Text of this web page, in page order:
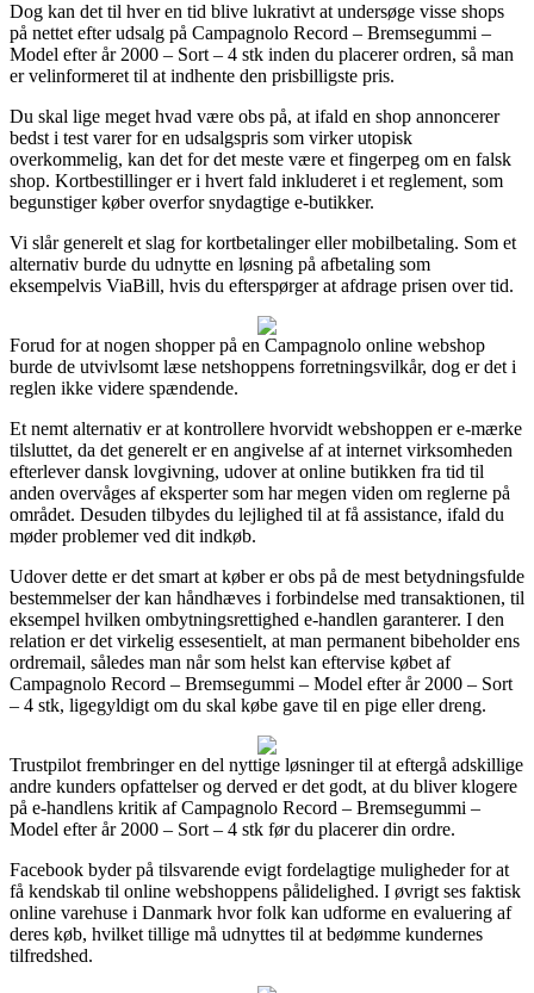
Dog kan det til hver en tid blive lukrativt at undersøge visse shops
på nettet efter udsalg på Campagnolo Record – Bremsegummi –
Model efter år 2000 – Sort – 4 stk inden du placerer ordren, så man
er velinformeret til at indhente den prisbilligste pris.
Du skal lige meget hvad være obs på, at ifald en shop annoncerer
bedst i test varer for en udsalgspris som virker utopisk
overkommelig, kan det for det meste være et fingerpeg om en falsk
shop. Kortbestillinger er i hvert fald inkluderet i et reglement, som
begunstiger køber overfor snydagtige e-butikker.
Vi slår generelt et slag for kortbetalinger eller mobilbetaling. Som et
alternativ burde du udnytte en løsning på afbetaling som
eksempelvis ViaBill, hvis du efterspørger at afdrage prisen over tid.
Forud for at nogen shopper på en Campagnolo online webshop
burde de utvivlsomt læse netshoppens forretningsvilkår, dog er det i
reglen ikke videre spændende.
Et nemt alternativ er at kontrollere hvorvidt webshoppen er e-mærke
tilsluttet, da det generelt er en angivelse af at internet virksomheden
efterlever dansk lovgivning, udover at online butikken fra tid til
anden overvåges af eksperter som har megen viden om reglerne på
området. Desuden tilbydes du lejlighed til at få assistance, ifald du
møder problemer ved dit indkøb.
Udover dette er det smart at køber er obs på de mest betydningsfulde
bestemmelser der kan håndhæves i forbindelse med transaktionen, til
eksempel hvilken ombytningsrettighed e-handlen garanterer. I den
relation er det virkelig essesentielt, at man permanent bibeholder ens
ordremail, således man når som helst kan eftervise købet af
Campagnolo Record – Bremsegummi – Model efter år 2000 – Sort
– 4 stk, ligegyldigt om du skal købe gave til en pige eller dreng.
Trustpilot frembringer en del nyttige løsninger til at eftergå adskillige
andre kunders opfattelser og derved er det godt, at du bliver klogere
på e-handlens kritik af Campagnolo Record – Bremsegummi –
Model efter år 2000 – Sort – 4 stk før du placerer din ordre.
Facebook byder på tilsvarende evigt fordelagtige muligheder for at
få kendskab til online webshoppens pålidelighed. I øvrigt ses faktisk
online varehuse i Danmark hvor folk kan udforme en evaluering af
deres køb, hvilket tillige må udnyttes til at bedømme kundernes
tilfredshed.